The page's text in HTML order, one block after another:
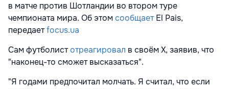
в матче против Шотландии во втором туре
чемпионата мира. Об этомсообщает El Pais,
передаетfocus.ua
Сам футболистотреагировал в своём X, заявив, что
"наконец-то сможет высказаться".
"Я годами предпочитал молчать. Я считал, что если